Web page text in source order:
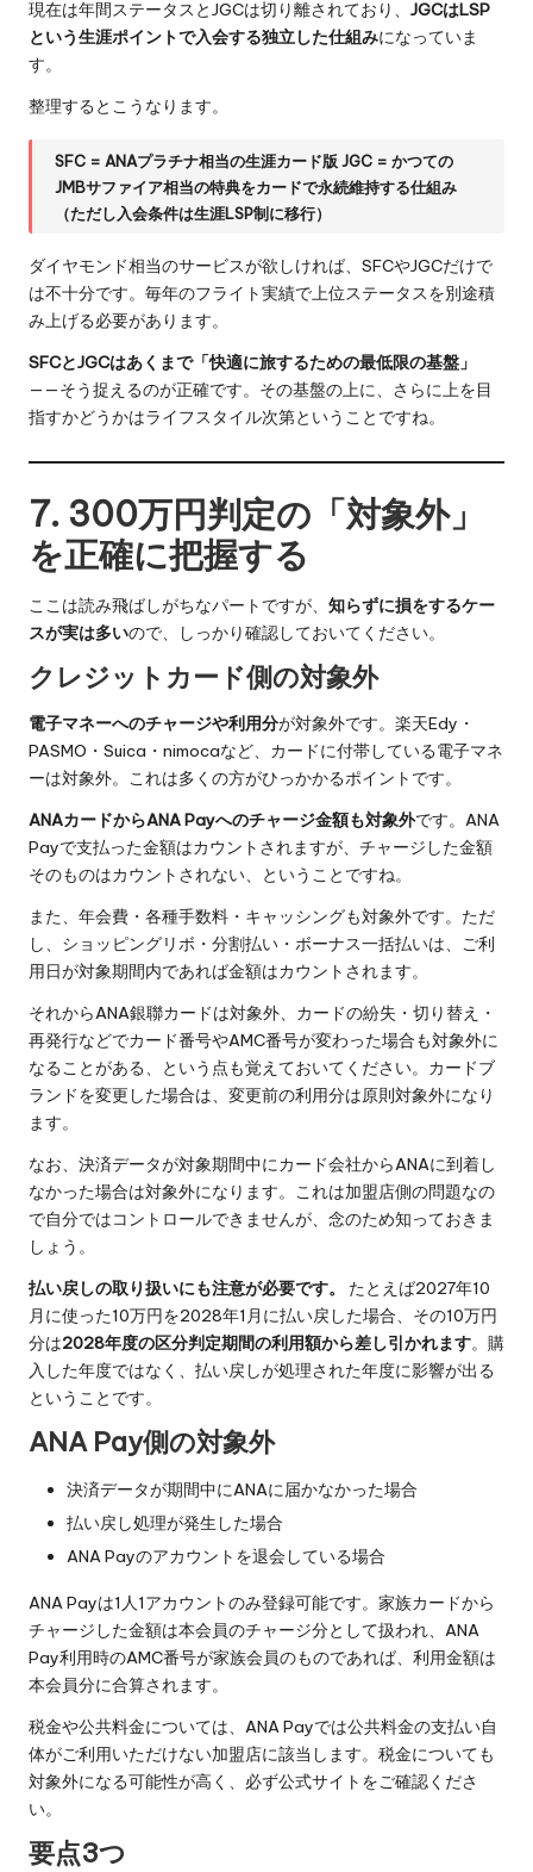
現在は年間ステータスとJGCは切り離されており、 JGCはLSP
という生涯ポイントで入会する独立した仕組みになっていま
す。
整理するとこうなります。
SFC = ANAプラチナ相当の生涯カード版 JGC = かつての
JMBサファイア相当の特典をカードで永続維持する仕組み
（ただし入会条件は生涯LSP制に移行）
ダイヤモンド相当のサービスが欲しければ、SFCやJGCだけで
は不十分です。毎年のフライト実績で上位ステータスを別途積
み上げる必要があります。
SFCとJGCはあくまで「快適に旅するための最低限の基盤」
——そう捉えるのが正確です。その基盤の上に、さらに上を目
指すかどうかはライフスタイル次第ということですね。
7. 300万円判定の「対象外」
を正確に把握する
ここは読み飛ばしがちなパートですが、 知らずに損をするケー
スが実は多いので、しっかり確認しておいてください。
クレジットカード側の対象外
電子マネーへのチャージや利用分が対象外です。楽天Edy・
PASMO・Suica・nimocaなど、カードに付帯している電子マネ
ーは対象外。これは多くの方がひっかかるポイントです。
ANAカードからANA Payへのチャージ金額も対象外です。ANA
Payで支払った金額はカウントされますが、チャージした金額
そのものはカウントされない、ということですね。
また、年会費・各種手数料・キャッシングも対象外です。ただ
し、ショッピングリボ・分割払い・ボーナス一括払いは、ご利
用日が対象期間内であれば金額はカウントされます。
それからANA銀聯カードは対象外、カードの紛失・切り替え・
再発行などでカード番号やAMC番号が変わった場合も対象外に
なることがある、という点も覚えておいてください。カードブ
ランドを変更した場合は、変更前の利用分は原則対象外になり
ます。
なお、決済データが対象期間中にカード会社からANAに到着し
なかった場合は対象外になります。これは加盟店側の問題なの
で自分ではコントロールできませんが、念のため知っておきま
しょう。
払い戻しの取り扱いにも注意が必要です。
たとえば2027年10
月に使った10万円を2028年1月に払い戻した場合、その10万円
分は2028年度の区分判定期間の利用額から差し引かれます。購
入した年度ではなく、払い戻しが処理された年度に影響が出る
ということです。
ANA Pay側の対象外
決済データが期間中にANAに届かなかった場合
払い戻し処理が発生した場合
ANA Payのアカウントを退会している場合
ANA Payは1人1アカウントのみ登録可能です。家族カードから
チャージした金額は本会員のチャージ分として扱われ、ANA
Pay利用時のAMC番号が家族会員のものであれば、利用金額は
本会員分に合算されます。
税金や公共料金については、ANA Payでは公共料金の支払い自
体がご利用いただけない加盟店に該当します。税金についても
対象外になる可能性が高く、必ず公式サイトをご確認くださ
い。
要点3つ